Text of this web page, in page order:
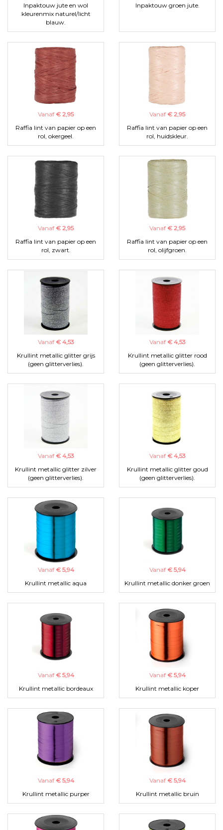
Inpaktouw jute en wol
kleurenmix naturel/licht
blauw.
Inpaktouw groen jute.
Vanaf € 2,95
Raffia lint van papier op een
rol, okergeel.
Vanaf € 2,95
Raffia lint van papier op een
rol, huidskleur.
Vanaf € 2,95
Raffia lint van papier op een
rol, zwart.
Vanaf € 2,95
Raffia lint van papier op een
rol, olijfgroen.
Vanaf € 4,53
Krullint metallic glitter grijs
(geen glitterverlies).
Vanaf € 4,53
Krullint metallic glitter rood
(geen glitterverlies).
Vanaf € 4,53
Krullint metallic glitter zilver
(geen glitterverlies).
Vanaf € 4,53
Krullint metallic glitter goud
(geen glitterverlies).
Vanaf € 5,94
Krullint metallic aqua
Vanaf € 5,94
Krullint metallic donker groen
Vanaf € 5,94
Krullint metallic bordeaux
Vanaf € 5,94
Krullint metallic koper
Vanaf € 5,94
Krullint metallic purper
Vanaf € 5,94
Krullint metallic bruin